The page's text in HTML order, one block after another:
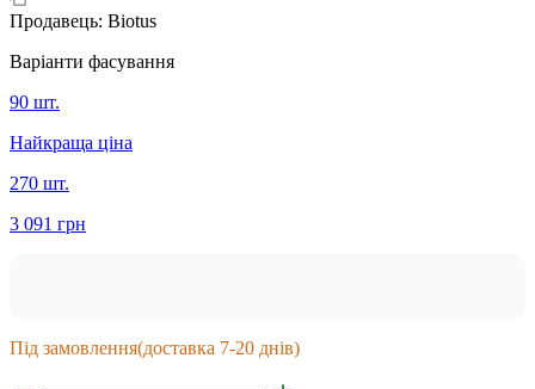
Продавець: Biotus
Варіанти фасування
90 шт.
Найкраща ціна
270 шт.
3 091 грн
Під замовлення(доставка 7-20 днів)